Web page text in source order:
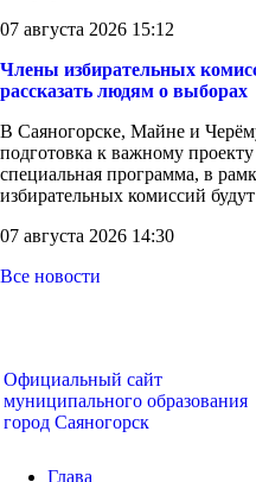
07 августа 2026 15:12
Члены избирательных
рассказать людям о выборах
В Саяногорске, Майне и
подготовка к важному
специальная программа, в
избирательных комиссий
07 августа 2026 14:30
Все новости
Официальный сайт
муниципального образования
город Саяногорск
Глава